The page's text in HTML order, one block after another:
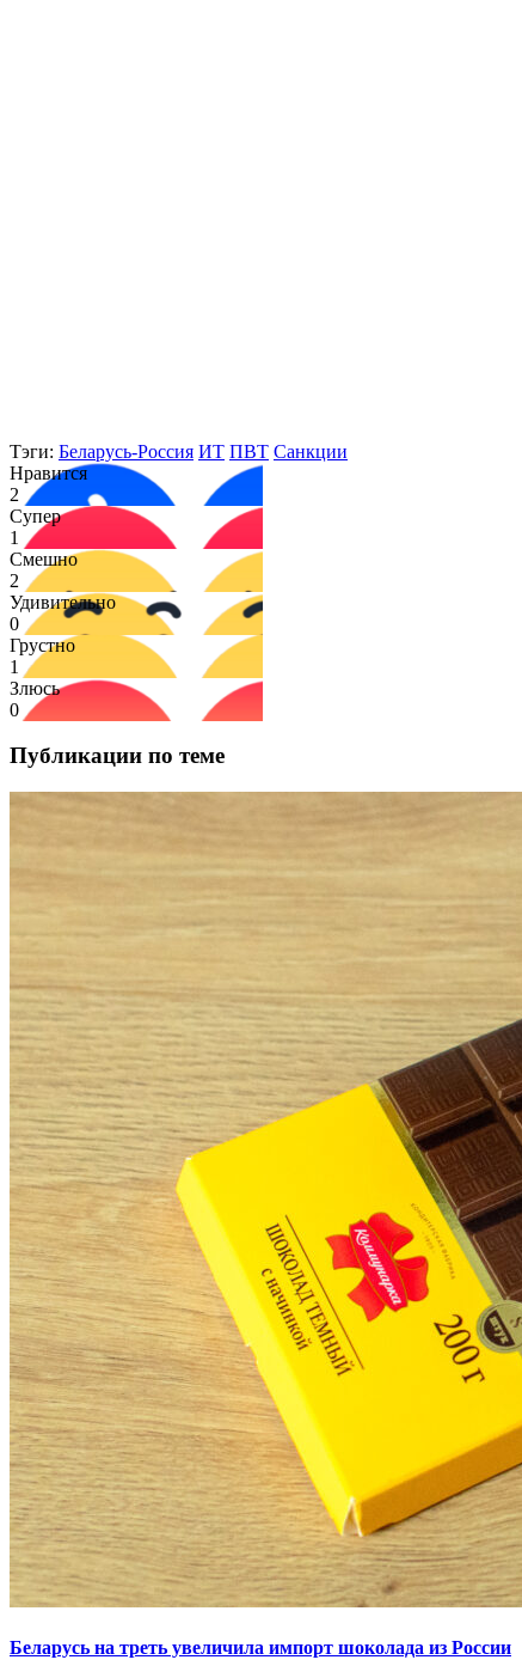
Тэги: Беларусь-Россия ИТ ПВТ Санкции
Нравится
2
Супер
1
Смешно
2
Удивительно
0
Грустно
1
Злюсь
0
Публикации по теме
Беларусь на треть увеличила импорт шоколада из России